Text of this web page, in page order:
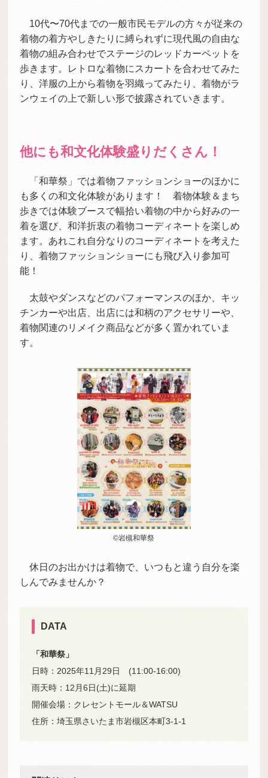
10代〜70代までの一般市民モデルの方々が従来の
着物の着方やしきたりに縛られずに現代風の自由な
着物の組み合わせでステージのレッドカーペットを
歩きます。レトロな着物にスカートを合わせてみた
り、洋服の上から着物を羽織ってみたり、着物がラ
ンウェイの上で新しい形で披露されていきます。
他にも和文化体験盛りだくさん！
「和華祭」では着物ファッションショーのほかに
も多くの和文化体験があります！ 着物体験＆まち
歩きでは体験ブースで幅拾い着物の中から好みの一
着を選び、和洋折衷の着物コーディネートを楽しめ
ます。あれこれ自分なりのコーディネートを考えた
り、着物ファッションショーにも飛び入り参加可
能！
太鼓やダンスなどのパフォーマンスのほか、キッ
チンカーや出店、出店には和柄のアクセサリーや、
着物関連のリメイク商品などが多く置かれていま
す。
©岩槻和華祭
休日のお出かけは着物で、いつもと違う自分を楽
しんでみませんか？
DATA
「和華祭」
日時：2025年11月29日 (11:00-16:00)
雨天時：12月6日(土)に延期
開催会場：クレセントモール＆WATSU
住所：埼玉県さいたま市岩槻区本町3-1-1